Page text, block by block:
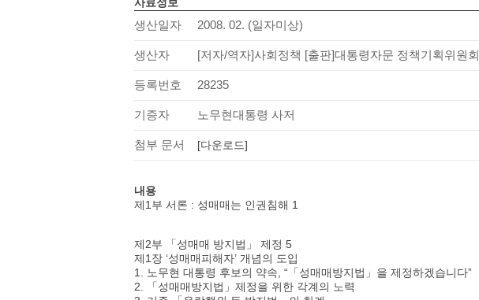
생산일자 2008. 02. (일자미상)
생산자 [저자/역자]사회정책 [출판]대통령자문 정책기획위원회
등록번호 28235
기증자 노무현대통령 사저
첨부 문서 [다운로드]
내용
제1부 서론 : 성매매는 인권침해 1
제2부 「성매매 방지법」 제정 5
제1장 ‘성매매피해자’ 개념의 도입
1. 노무현 대통령 후보의 약속, “「성매매방지법」을 제정하겠습니다”
2. 「성매매방지법」제정을 위한 각계의 노력